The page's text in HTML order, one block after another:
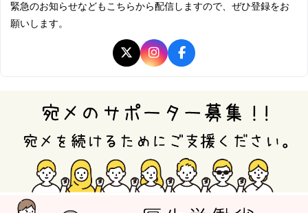
緊急のお知らせなどもこちらから配信しますので、ぜひ登録をお
願いします。